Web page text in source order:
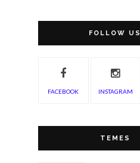
FOLLOW US
FACEBOOK INSTAGRAM
TEMES